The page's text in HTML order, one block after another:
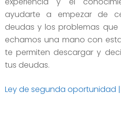
ayudarte a empezar de
deudas y los problemas
echamos una mano con
te permiten descargar y
tus deudas.
Ley de segunda oportunidad